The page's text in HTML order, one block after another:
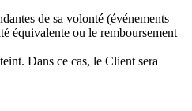
de sa volonté (événements
équivalente ou le remboursement
Dans ce cas, le Client sera